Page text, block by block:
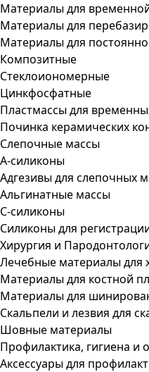
Материалы для
Материалы для
Материалы для
Композитные
Стеклоиономерные
Цинкфосфатные
Пластмассы для
Починка керамических
Слепочные массы
А-силиконы
Адгезивы для слепочных
Альгинатные массы
С-силиконы
Силиконы для
Хирургия и
Лечебные материалы для
Материалы для костной
Материалы для
Скальпели и лезвия для
Шовные материалы
Профилактика, гигиена и
Аксессуары для